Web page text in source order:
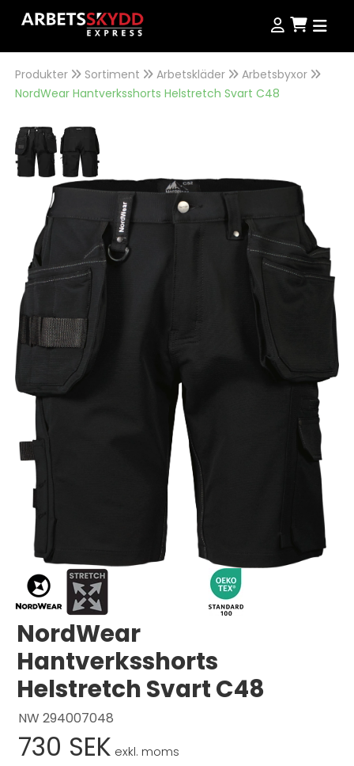
Produkter
Kampanjer
NordWear
Outlet
Produkter
Guider
Köpvillkor
Storleksguide
Jobba hos oss
Logga in
English Dansk
Produkter Sortiment Arbetskläder
Arbetsbyxor
NordWear Hantverksshorts Helstretch Svart C48
NordWear
Hantverksshorts
Helstretch Svart C48
NW 294007048
730 SEK exkl. moms